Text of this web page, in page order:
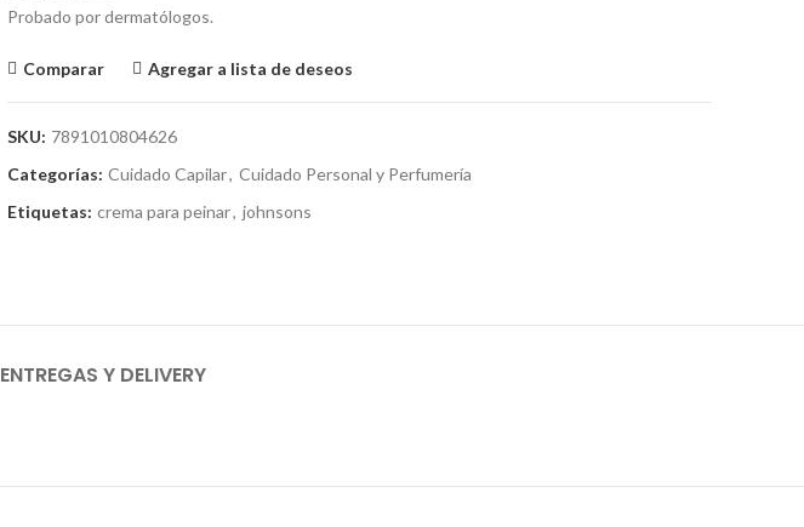
Probado por dermatólogos.
Comparar Agregar a lista de deseos
SKU: 7891010804626
Categorías: Cuidado Capilar, Cuidado Personal y Perfumería
Etiquetas: crema para peinar, johnsons
ENTREGAS Y DELIVERY